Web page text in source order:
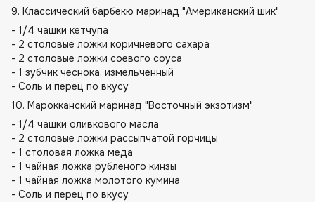
9. Классический барбекю маринад "Американский шик"
- 1/4 чашки кетчупа
- 2 столовые ложки коричневого сахара
- 2 столовые ложки соевого соуса
- 1 зубчик чеснока, измельченный
- Соль и перец по вкусу
10. Марокканский маринад "Восточный экзотизм"
- 1/4 чашки оливкового масла
- 2 столовые ложки рассыпчатой горчицы
- 1 столовая ложка меда
- 1 чайная ложка рубленого кинзы
- 1 чайная ложка молотого кумина
- Соль и перец по вкусу